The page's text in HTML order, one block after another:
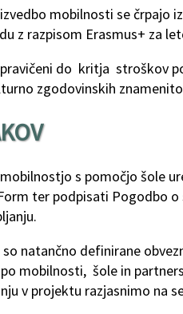
mobilnosti se črpajo
z razpisom Erasmus+ za
do kritja stroškov
zgodovinskih
s pomočjo šole
ter podpisati Pogodbo o
natančno definirane
mobilnosti, šole in
v projektu razjasnimo na